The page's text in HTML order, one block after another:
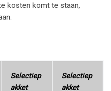
kosten komt te staan,
Selectiep
akket
Selectiep
akket